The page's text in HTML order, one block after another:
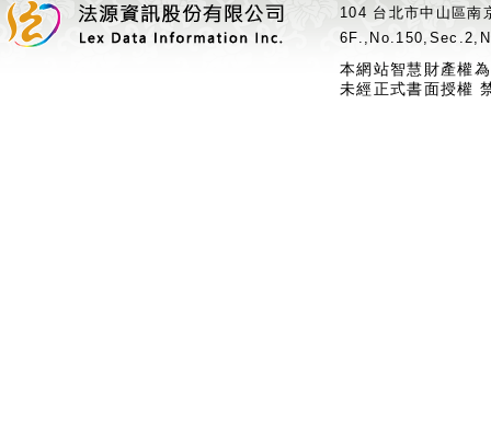
104 台北市中山區
本網站智慧財產權
未經正式書面授權